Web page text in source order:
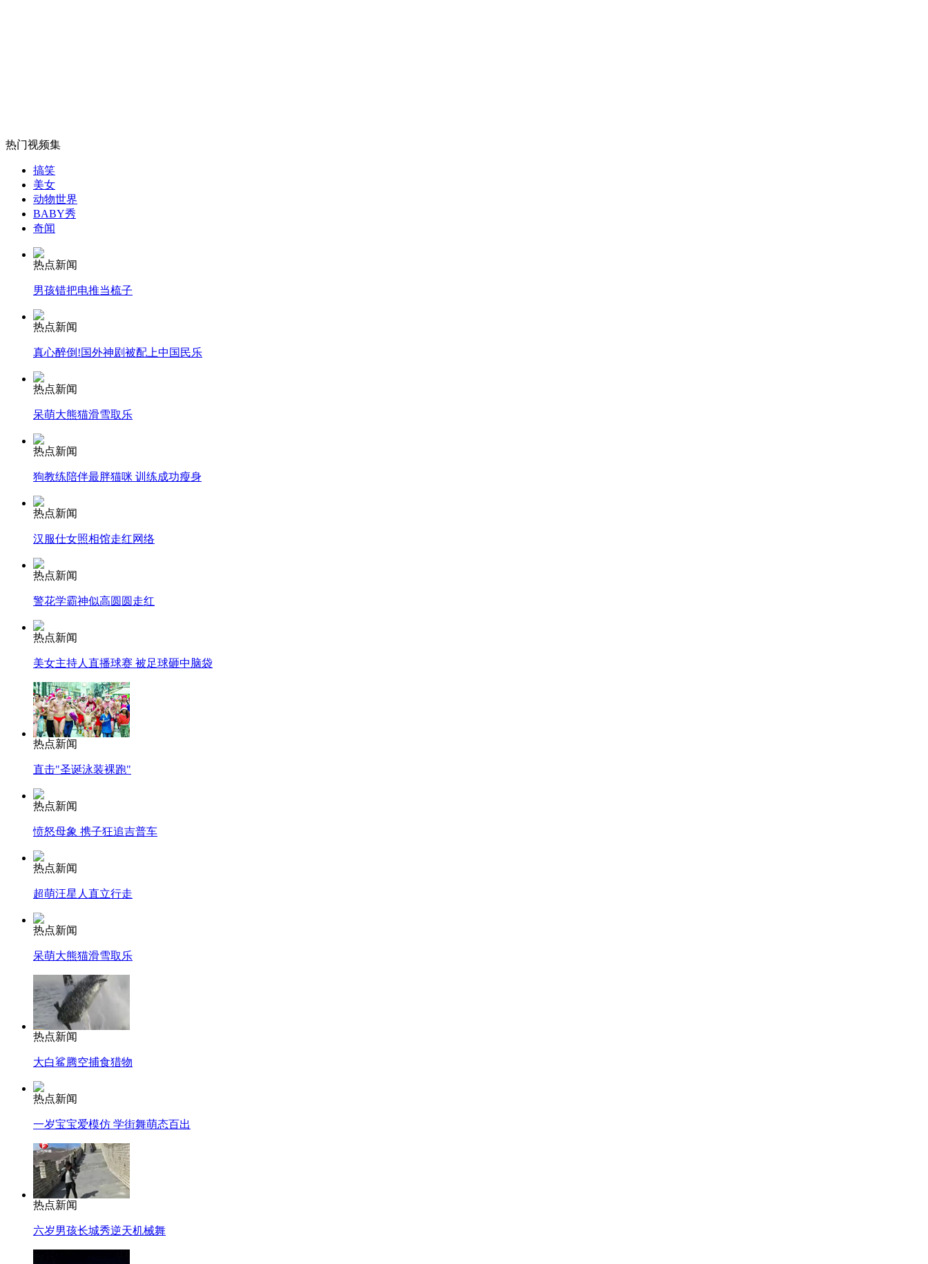
无痛分娩是否安全 医生回应
外交部：反对强权政治霸凌主义
外交部：有关国家言论片面不公正
安徽一实载49人客车翻车
走！跟着总书记去植树
消防员救轻生者
纽约上演“枕头大战”
司机酒驾遇交警 急速倒车逃窜
热门视频集
搞笑
美女
动物世界
BABY秀
奇闻
热点新闻
男孩错把电推当梳子
热点新闻
真心醉倒!国外神剧被配上中国民乐
热点新闻
呆萌大熊猫滑雪取乐
热点新闻
狗教练陪伴最胖猫咪 训练成功瘦身
热点新闻
汉服仕女照相馆走红网络
热点新闻
警花学霸神似高圆圆走红
热点新闻
美女主持人直播球赛 被足球砸中脑袋
热点新闻
直击"圣诞泳装裸跑"
热点新闻
愤怒母象 携子狂追吉普车
热点新闻
超萌汪星人直立行走
热点新闻
呆萌大熊猫滑雪取乐
热点新闻
大白鲨腾空捕食猎物
热点新闻
一岁宝宝爱模仿 学街舞萌态百出
热点新闻
六岁男孩长城秀逆天机械舞